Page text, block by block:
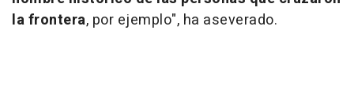
la frontera, por ejemplo", ha aseverado.